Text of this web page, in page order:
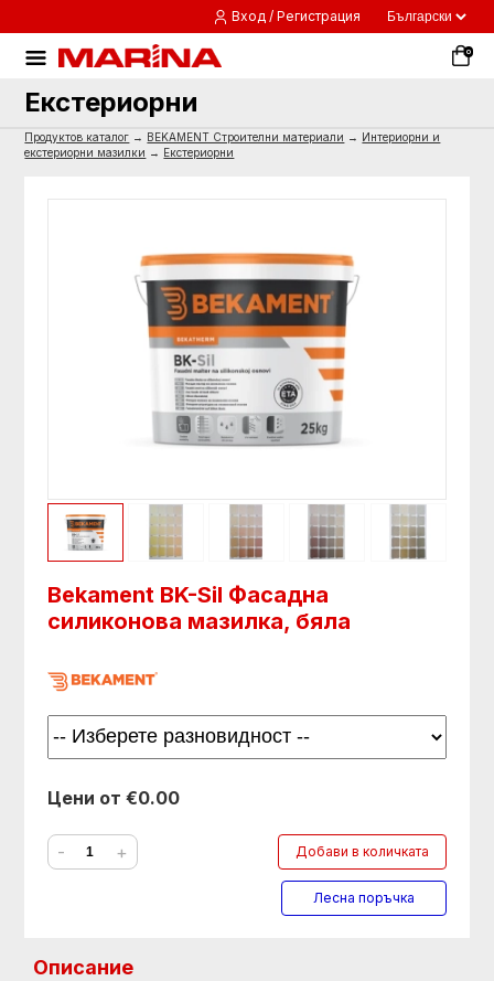
Вход / Регистрация
0
Екстериорни
Продуктов каталог → BEKAMENT Строителни материали → Интериорни и
екстериорни мазилки → Екстериорни
Bekament BK-Sil Фасадна
силиконова мазилка, бяла
Цени от €0.00
- + Добави в количката
Лесна поръчка
Описание